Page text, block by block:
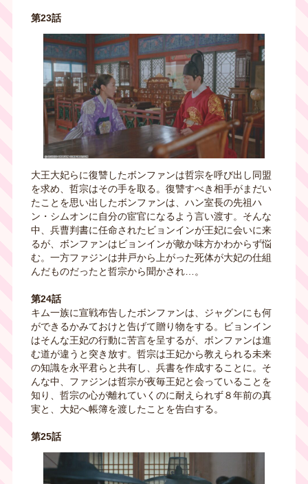
第23話
大王大妃らに復讐したボンファンは哲宗を呼び出し同盟
を求め、哲宗はその手を取る。復讐すべき相手がまだい
たことを思い出したボンファンは、ハン室長の先祖ハ
ン・シムオンに自分の宦官になるよう言い渡す。そんな
中、兵曹判書に任命されたビョンインが王妃に会いに来
るが、ボンファンはビョンインが敵か味方かわからず悩
む。一方ファジンは井戸から上がった死体が大妃の仕組
んだものだったと哲宗から聞かされ…。
第24話
キム一族に宣戦布告したボンファンは、ジャグンにも何
ができるかみておけと告げて贈り物をする。ビョンイン
はそんな王妃の行動に苦言を呈するが、ボンファンは進
む道が違うと突き放す。哲宗は王妃から教えられる未来
の知識を永平君らと共有し、兵書を作成することに。そ
んな中、ファジンは哲宗が夜毎王妃と会っていることを
知り、哲宗の心が離れていくのに耐えられず８年前の真
実と、大妃へ帳簿を渡したことを告白する。
第25話